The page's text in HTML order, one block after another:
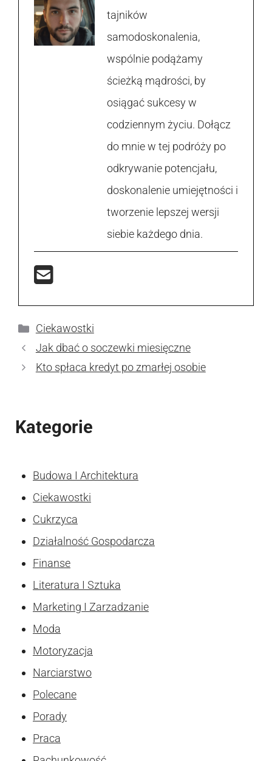
tajników
samodoskonalenia,
wspólnie podążamy
ścieżką mądrości, by
osiągać sukcesy w
codziennym życiu. Dołącz
do mnie w tej podróży po
odkrywanie potencjału,
doskonalenie umiejętności i
tworzenie lepszej wersji
siebie każdego dnia.
Kategorie
Ciekawostki
Jak dbać o soczewki miesięczne
Kto spłaca kredyt po zmarłej osobie
Kategorie
Budowa I Architektura
Ciekawostki
Cukrzyca
Działalność Gospodarcza
Finanse
Literatura I Sztuka
Marketing I Zarzadzanie
Moda
Motoryzacja
Narciarstwo
Polecane
Porady
Praca